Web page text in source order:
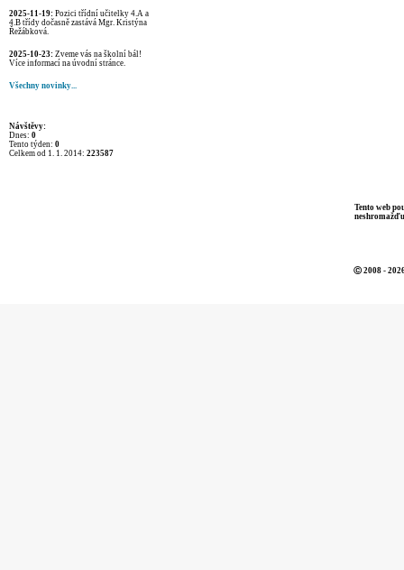
2025-11-19: Pozici třídní učitelky 4.A a
4.B třídy dočasně zastává Mgr. Kristýna
Řežábková.
2025-10-23: Zveme vás na školní bál!
Více informací na úvodní stránce.
Všechny novinky...
Návštěvy:
Dnes: 0
Tento týden: 0
Celkem od 1. 1. 2014: 223587
Tento web
Ⓒ 2008 -